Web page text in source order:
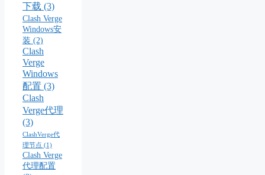
下载 (3)
Clash Verge
Windows安
装 (2)
Clash
Verge
Windows
配置 (3)
Clash
Verge代理
(3)
ClashVerge代
理节点 (1)
Clash Verge
代理配置